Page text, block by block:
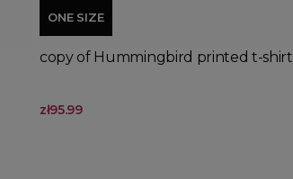
ONE SIZE
copy of Hummingbird printed t-shirt
zł95.99